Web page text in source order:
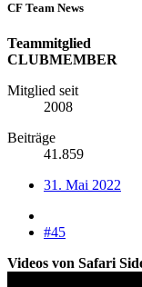
CF Team News
Teammitglied
CLUBMEMBER
Mitglied seit
2008
Beiträge
41.859
31. Mai 2022
#45
Videos von Safari